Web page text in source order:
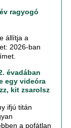
ragyogó
állítja a
2026-ban
évadában
egy videóra
kit zsarolsz
ifjú titán
a pofátlan